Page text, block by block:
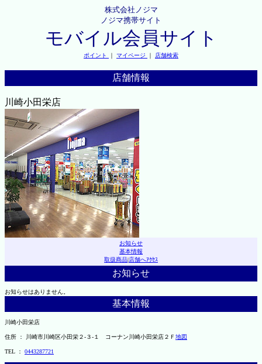
株式会社ノジマ
ノジマ携帯サイト
モバイル会員サイト
ポイント ｜ マイページ ｜ 店舗検索
店舗情報
川崎小田栄店
お知らせ
基本情報
取扱商品|店舗へｱｸｾｽ
お知らせ
お知らせはありません。
基本情報
川崎小田栄店
住所 ： 川崎市川崎区小田栄２‐３‐１ コーナン川崎小田栄店２Ｆ 地図
TEL ： 0443287721